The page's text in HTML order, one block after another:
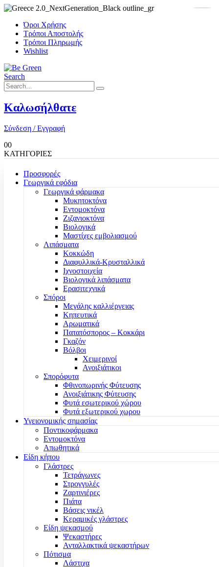
Όροι Χρήσης
Τρόποι Αποστολής
Τρόποι Πληρωμής
Wishlist
Search
Καλωσήλθατε
Σύνδεση / Εγγραφή
00
ΚΑΤΗΓΟΡΙΕΣ
Προσφορές
Γεωργικά εφόδια
Γεωργικά φάρμακα
Μυκητοκτόνα
Εντομοκτόνα
Ζιζανιοκτόνα
Βιολογικά
Μαστίχες εμβολιασμού
Λιπάσματα
Κοκκώδη
Διαφυλλικά-Κρυσταλλικά
Ιχνοστοιχεία
Βιολογικά λιπάσματα
Ερασιτεχνικά
Σπόροι
Μεγάλης καλλιέργειας
Κηπευτικά
Αρωματικά
Πατατόσπορος – Κοκκάρι
Γκαζόν
Βόλβοι
Χειμερινοί
Ανοιξιάτικοι
Σπορόφυτα
Φθινοπωρινής Φύτευσης
Ανοιξιάτικης Φύτευσης
Φυτά εσωτερικού χώρου
Φυτά εξωτερικού χωρου
Υγειονομικής σημασίας
Ποντικοφάρμακα
Εντομοκτόνα
Απωθητικά
Είδη κήπου
Γλάστρες
Τετράγωνες
Στρογγυλές
Ζαρτινιέρες
Πιάτα
Βάσεις νικέλ
Κεραμικές γλάστρες
Είδη ψεκασμού
Ψεκαστήρες
Ανταλλακτικά ψεκαστήρων
Πότισμα
Λάστιχα